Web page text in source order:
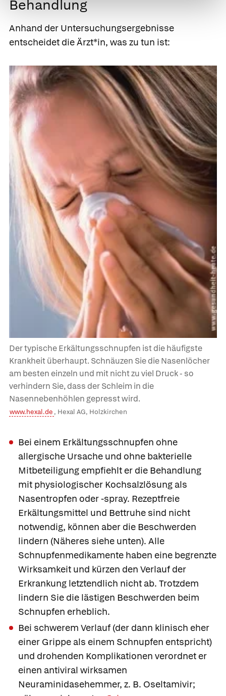
Behandlung
Anhand der Untersuchungsergebnisse
entscheidet die Ärzt*in, was zu tun ist:
Der typische Erkältungsschnupfen ist die häufigste
Krankheit überhaupt. Schnäuzen Sie die Nasenlöcher
am besten einzeln und mit nicht zu viel Druck - so
verhindern Sie, dass der Schleim in die
Nasennebenhöhlen gepresst wird.
www.hexal.de , Hexal AG, Holzkirchen
Bei einem Erkältungsschnupfen ohne
allergische Ursache und ohne bakterielle
Mitbeteiligung empfiehlt er die Behandlung
mit physiologischer Kochsalzlösung als
Nasentropfen oder -spray. Rezeptfreie
Erkältungsmittel und Bettruhe sind nicht
notwendig, können aber die Beschwerden
lindern (Näheres siehe unten). Alle
Schnupfenmedikamente haben eine begrenzte
Wirksamkeit und kürzen den Verlauf der
Erkrankung letztendlich nicht ab. Trotzdem
lindern Sie die lästigen Beschwerden beim
Schnupfen erheblich.
Bei schwerem Verlauf (der dann klinisch eher
einer Grippe als einem Schnupfen entspricht)
und drohenden Komplikationen verordnet er
einen antiviral wirksamen
Neuraminidasehemmer, z. B. Oseltamivir;